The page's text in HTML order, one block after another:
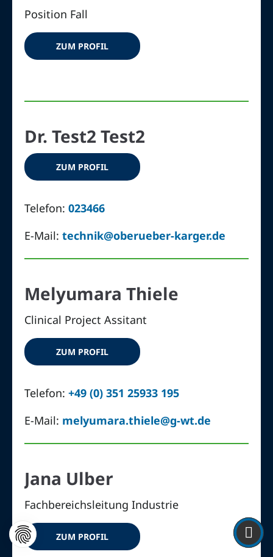
Position Fall
ZUM PROFIL
Dr. Test2 Test2
ZUM PROFIL
Telefon:023466
E-Mail:technik@oberueber-karger.de
Melyumara Thiele
Clinical Project Assitant
ZUM PROFIL
Telefon:+49 (0) 351 25933 195
E-Mail: melyumara.thiele@g-wt.de
Jana Ulber
Fachbereichsleitung Industrie
ZUM PROFIL